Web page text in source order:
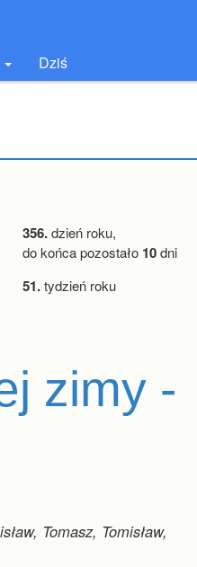
Dziś
356.dzień roku,
do końca pozostało 10dni
51.tydzień roku
zimy -
Tomasz, Tomisław,